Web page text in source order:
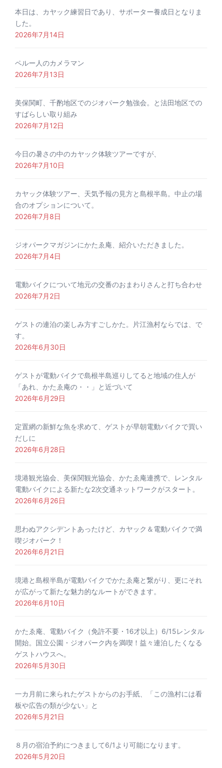
本日は、カヤック練習日であり、サポーター養成日となりま
した。
2026年7月14日
ペルー人のカメラマン
2026年7月13日
美保関町、千酌地区でのジオパーク勉強会。と法田地区での
すばらしい取り組み
2026年7月12日
今日の暑さの中のカヤック体験ツアーですが、
2026年7月10日
カヤック体験ツアー、天気予報の見方と島根半島。中止の場
合のオプションについて。
2026年7月8日
ジオパークマガジンにかたゑ庵、紹介いただきました。
2026年7月4日
電動バイクについて地元の交番のおまわりさんと打ち合わせ
2026年7月2日
ゲストの連泊の楽しみ方すごしかた。片江漁村ならでは、で
す。
2026年6月30日
ゲストが電動バイクで島根半島巡りしてると地域の住人が
「あれ、かたゑ庵の・・」と近づいて
2026年6月29日
定置網の新鮮な魚を求めて、ゲストが早朝電動バイクで買い
だしに
2026年6月28日
境港観光協会、美保関観光協会、かたゑ庵連携で、レンタル
電動バイクによる新たな2次交通ネットワークがスタート。
2026年6月26日
思わぬアクシデントあったけど、カヤック＆電動バイクで満
喫ジオパーク！
2026年6月21日
境港と島根半島が電動バイクでかたゑ庵と繋がり、更にそれ
が広がって新たな魅力的なルートができます。
2026年6月10日
かたゑ庵、電動バイク（免許不要・16才以上）6/15レンタル
開始。国立公園・ジオパーク内を満喫！益々連泊したくなる
ゲストハウスへ。
2026年5月30日
一カ月前に来られたゲストからのお手紙、「この漁村には看
板や広告の類が少ない」と
2026年5月21日
８月の宿泊予約につきまして6/1より可能になります。
2026年5月20日